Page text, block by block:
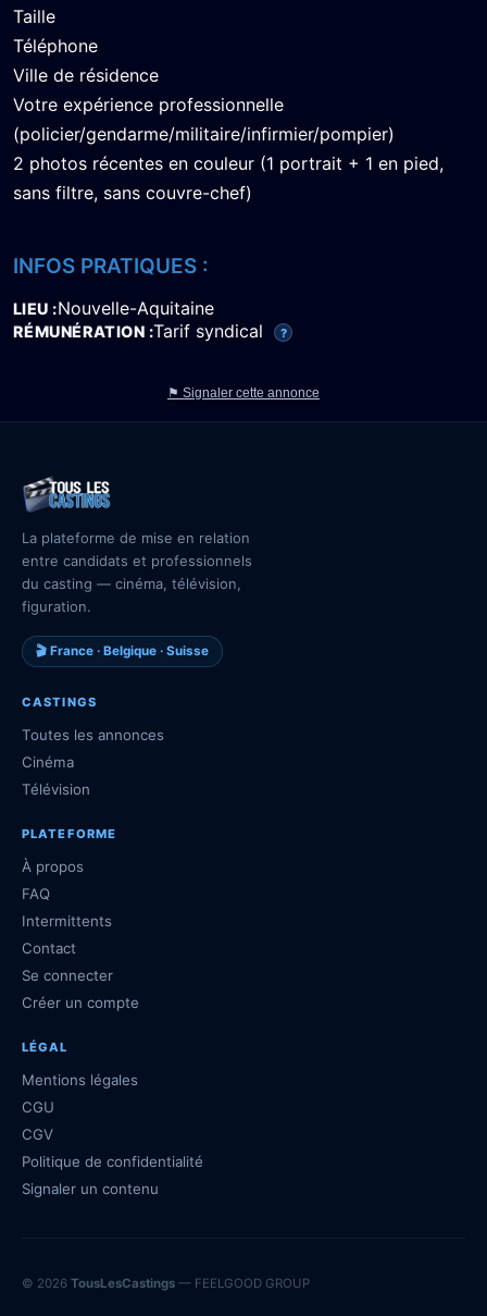
Taille
Téléphone
Ville de résidence
Votre expérience professionnelle
(policier/gendarme/militaire/infirmier/pompier)
2 photos récentes en couleur (1 portrait + 1 en pied,
sans filtre, sans couvre-chef)
INFOS PRATIQUES :
LIEU Nouvelle-Aquitaine
RÉMUNÉRATION Tarif syndical ?
⚑ Signaler cette annonce
La plateforme de mise en relation
entre candidats et professionnels
du casting — cinéma, télévision,
figuration.
🎬 France · Belgique · Suisse
CASTINGS
Toutes les annonces
Cinéma
Télévision
PLATEFORME
À propos
FAQ
Intermittents
Contact
Se connecter
Créer un compte
LÉGAL
Mentions légales
CGU
CGV
Politique de confidentialité
Signaler un contenu
© 2026 TousLesCastings — FEELGOOD GROUP